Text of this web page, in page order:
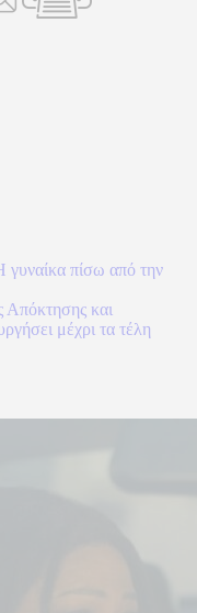
πίσω από την
και
μέχρι τα τέλη